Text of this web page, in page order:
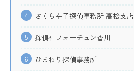
4 さくら幸子探偵事務所 高松支店
5 探偵社フォーチュン香川
6 ひまわり探偵事務所